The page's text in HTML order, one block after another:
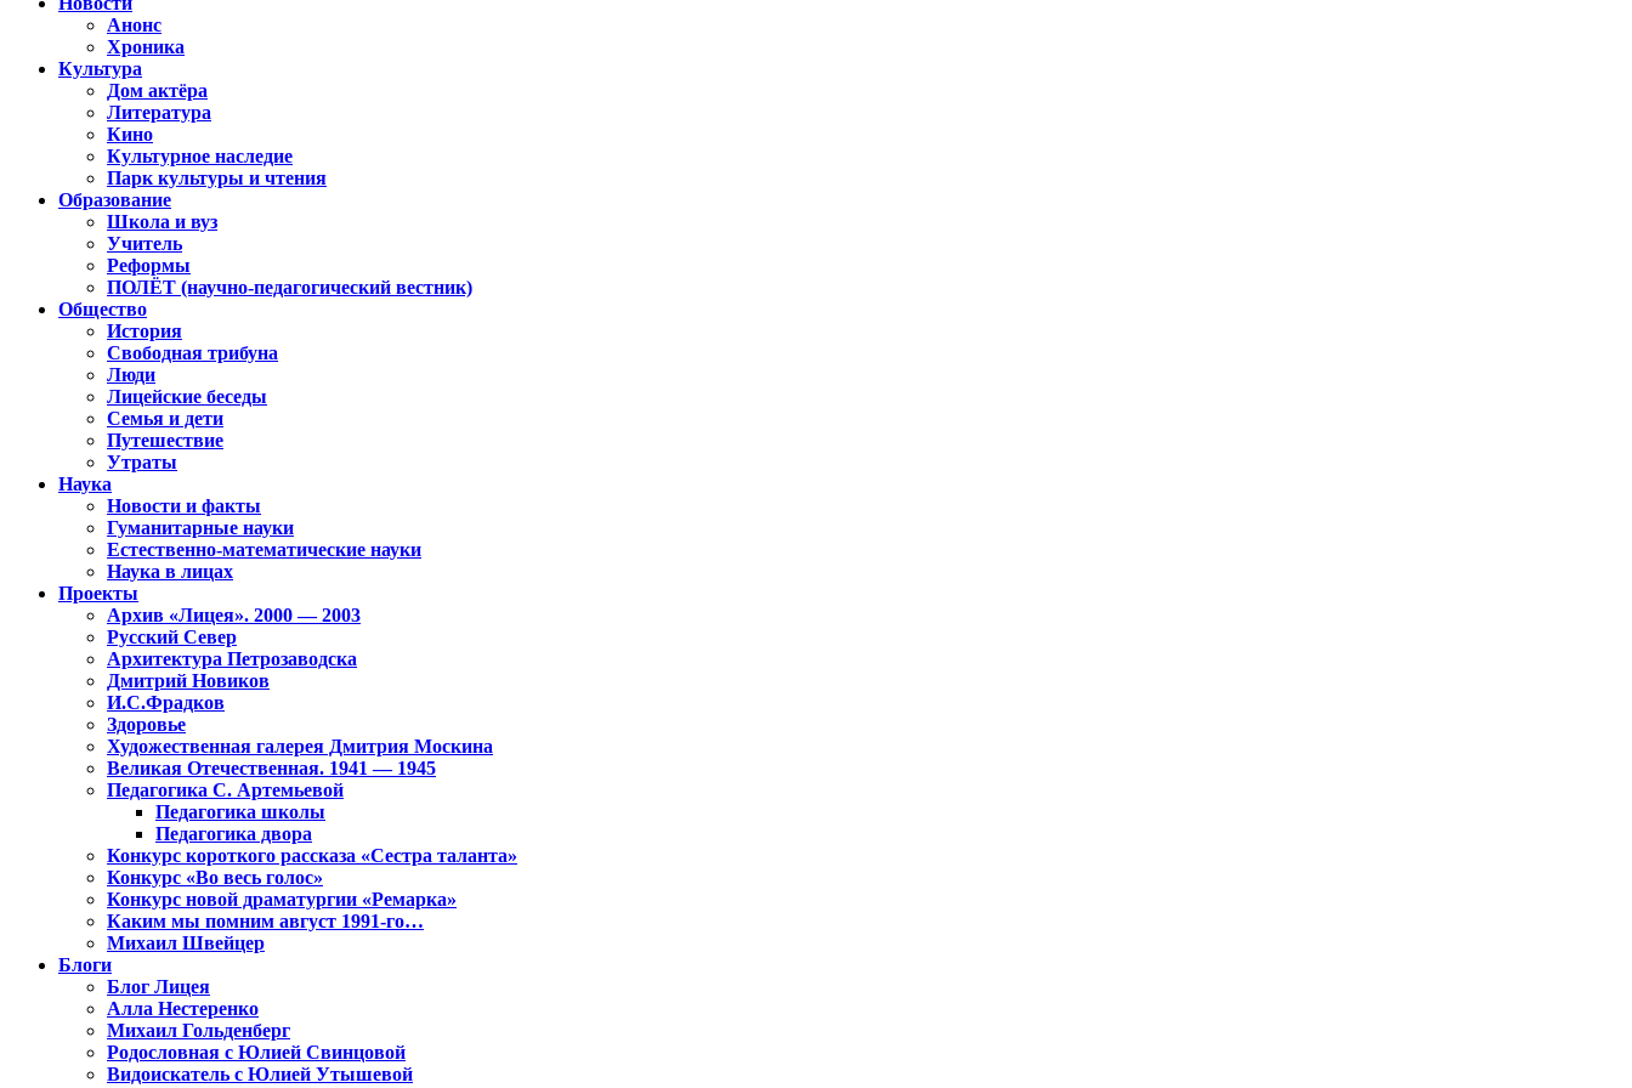
Анонс
Хроника
Культура
Дом актёра
Литература
Кино
Культурное наследие
Парк культуры и чтения
Образование
Школа и вуз
Учитель
Реформы
ПОЛЁТ (научно-педагогический вестник)
Общество
История
Свободная трибуна
Люди
Лицейские беседы
Семья и дети
Путешествие
Утраты
Наука
Новости и факты
Гуманитарные науки
Естественно-математические науки
Наука в лицах
Проекты
Архив «Лицея». 2000 — 2003
Русский Север
Архитектура Петрозаводска
Дмитрий Новиков
И.С.Фрадков
Здоровье
Художественная галерея Дмитрия Москина
Великая Отечественная. 1941 — 1945
Педагогика С. Артемьевой
Педагогика школы
Педагогика двора
Конкурс короткого рассказа «Сестра таланта»
Конкурс «Во весь голос»
Конкурс новой драматургии «Ремарка»
Каким мы помним август 1991-го…
Михаил Швейцер
Блоги
Блог Лицея
Алла Нестеренко
Михаил Гольденберг
Родословная с Юлией Свинцовой
Видоискатель с Юлией Утышевой